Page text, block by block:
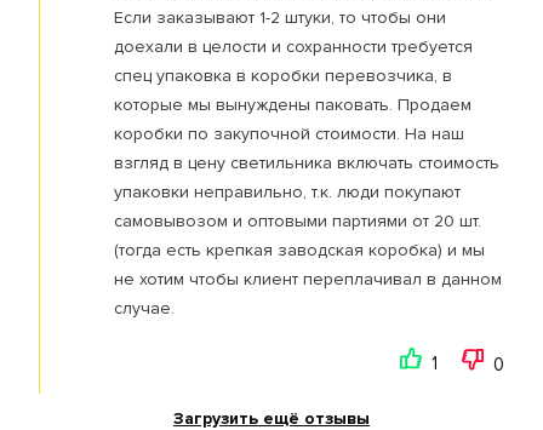
Если заказывают 1-2 штуки, то чтобы они
доехали в целости и сохранности требуется
спец упаковка в коробки перевозчика, в
которые мы вынуждены паковать. Продаем
коробки по закупочной стоимости. На наш
взгляд в цену светильника включать стоимость
упаковки неправильно, т.к. люди покупают
самовывозом и оптовыми партиями от 20 шт.
(тогда есть крепкая заводская коробка) и мы
не хотим чтобы клиент переплачивал в данном
случае.
1 0
Загрузить ещё отзывы